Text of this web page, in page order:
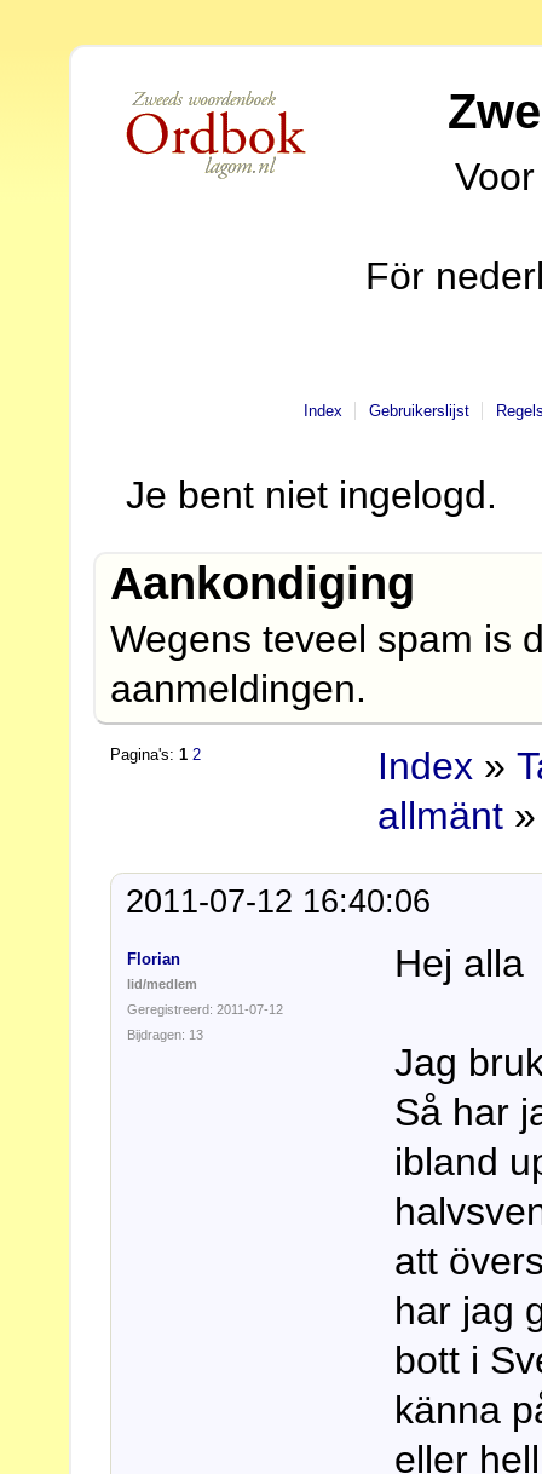
För
Index Gebruikerslijst
Je bent niet ingelogd.
Aankondiging
Wegens teveel spam is
aanmeldingen.
Pagina's:1 2 Index »
allmänt
2011-07-12 16:40:06
Florian
lid/medlem
Geregistreerd: 2011-07-12
Bijdragen: 13
Hej alla
Jag
Så har
ibland
att
har jag
bott i
känna
eller